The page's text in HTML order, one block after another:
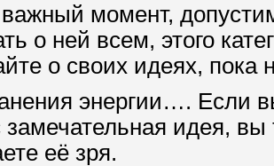
момент,
о ней всем, этого
о своих идеях, пока
энергии…. Если
замечательная идея,
её зря.